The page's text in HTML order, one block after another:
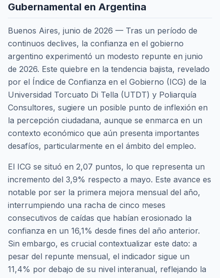
Gubernamental en Argentina
Buenos Aires, junio de 2026 — Tras un período de
continuos declives, la confianza en el gobierno
argentino experimentó un modesto repunte en junio
de 2026. Este quiebre en la tendencia bajista, revelado
por el Índice de Confianza en el Gobierno (ICG) de la
Universidad Torcuato Di Tella (UTDT) y Poliarquía
Consultores, sugiere un posible punto de inflexión en
la percepción ciudadana, aunque se enmarca en un
contexto económico que aún presenta importantes
desafíos, particularmente en el ámbito del empleo.
El ICG se situó en 2,07 puntos, lo que representa un
incremento del 3,9% respecto a mayo. Este avance es
notable por ser la primera mejora mensual del año,
interrumpiendo una racha de cinco meses
consecutivos de caídas que habían erosionado la
confianza en un 16,1% desde fines del año anterior.
Sin embargo, es crucial contextualizar este dato: a
pesar del repunte mensual, el indicador sigue un
11,4% por debajo de su nivel interanual, reflejando la